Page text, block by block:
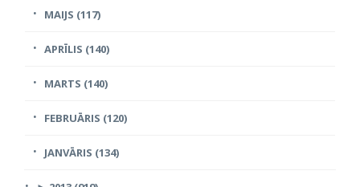
MAIJS (117)
APRĪLIS (140)
MARTS (140)
FEBRUĀRIS (120)
JANVĀRIS (134)